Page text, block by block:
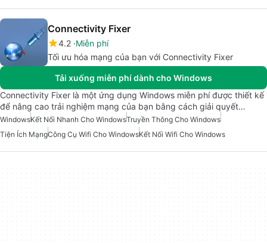
Connectivity Fixer
4.2 Miễn phí
Tối ưu hóa mạng của bạn với Connectivity Fixer
Tải xuống miễn phí dành cho Windows
Connectivity Fixer là một ứng dụng Windows miễn phí được thiết kế
để nâng cao trải nghiệm mạng của bạn bằng cách giải quyết…
WindowsKết Nối Nhanh Cho WindowsTruyền Thông Cho Windows
Tiện Ích MạngCông Cụ Wifi Cho WindowsKết Nối Wifi Cho Windows